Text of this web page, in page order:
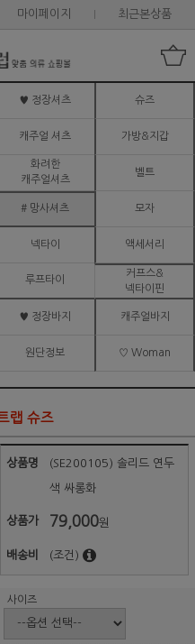
마이페이지 최근본상품
♥ 정장셔츠 슈즈
캐주얼 셔츠 가방&지갑
화려한
캐주얼셔츠
벨트
# 망사셔츠 모자
넥타이 액세서리
루프타이
커프스&
넥타이핀
♥ 정장바지 캐주얼바지
원단정보 ♡ Woman
랩 슈즈
상품명 (SE200105) 솔리드 연두
색 싸롱화
상품가 79,000원
배송비 (조건)
사이즈